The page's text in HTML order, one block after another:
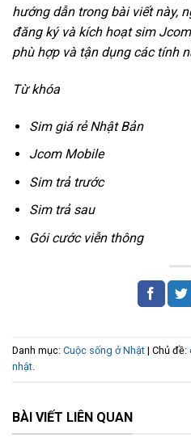
hướng dẫn trong bài viết này,
đăng ký và kích hoạt sim
phù hợp và tận dụng các tính
Từ khóa
Sim giá rẻ Nhật Bản
Jcom Mobile
Sim trả trước
Sim trả sau
Gói cước viễn thông
Danh mục: Cuộc sống ở Nhật | Chủ đề:
nhật.
BÀI VIẾT LIÊN QUAN